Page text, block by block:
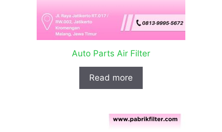
Auto Parts Air Filter
Read more